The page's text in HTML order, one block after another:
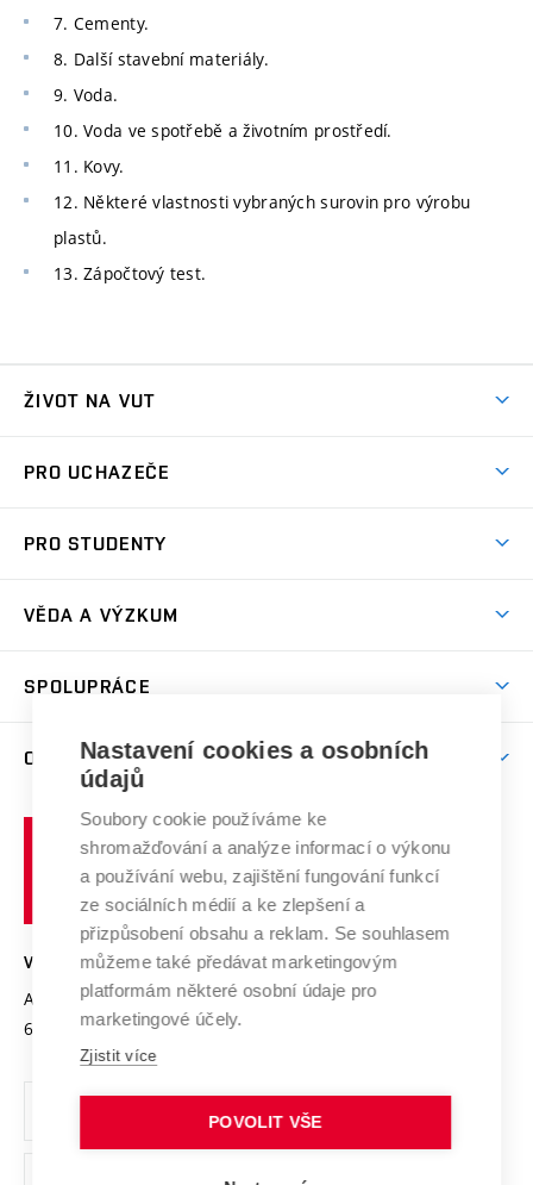
7. Cementy.
8. Další stavební materiály.
9. Voda.
10. Voda ve spotřebě a životním prostředí.
11. Kovy.
12. Některé vlastnosti vybraných surovin pro výrobu
plastů.
13. Zápočtový test.
ŽIVOT NA VUT
Koleje
Sport na VUT
Brno
PRO UCHAZEČE
Dny otevřených dveří
Celoživotní vzdělávání
E-přihláška
PRO STUDENTY
Harmonogram akademického roku
Závěrečné práce
Doktorské studium
Zpracování osobních údajů studentů
Sociální bezpečí
Studium bez bariér
Podpora podnikání
VĚDA A VÝZKUM
Mezinárodní vědecká rada
Systém zajišťování kvality výzkumu
Výzkumné infrastruktury
Transfer znalostí
Open Science
Projekty
Projekty ze strukturálních fondů
Specifický výzkum
SPOLUPRÁCE
Zahraniční spolupráce
Spolupráce se školami
Služby univerzity
Mezinárodní dohody
Univerzitní sítě
O UNIVERZITĚ
Profil univerzity
Udržitelná univerzita
Podnikavá univerzita / ContriBUTe
Bezpečná univerzita
Vyznamenání
Organizační struktura
Ochrana osobních údajů
učení
technické
VYSOKÉ UČENÍ TECHNICKÉ V BRNĚ
Antonínská 548/1
602 00 Brno
www.vut.cz
vut@vutbr.cz
Nastavení cookies a osobních
údajů
Soubory cookie používáme ke
shromažďování a analýze informací o výkonu
a používání webu, zajištění fungování funkcí
ze sociálních médií a ke zlepšení a
přizpůsobení obsahu a reklam. Se souhlasem
můžeme také předávat marketingovým
platformám některé osobní údaje pro
marketingové účely.
Zjistit více
POVOLIT VŠE